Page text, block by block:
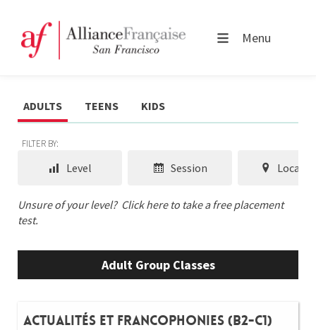
Menu
ADULTS TEENS KIDS
FILTER BY:
Level Session
Unsure of your level? Click here to take a free placement
test.
Adult Group Classes
Actualités et Francophonies (B2-C1)